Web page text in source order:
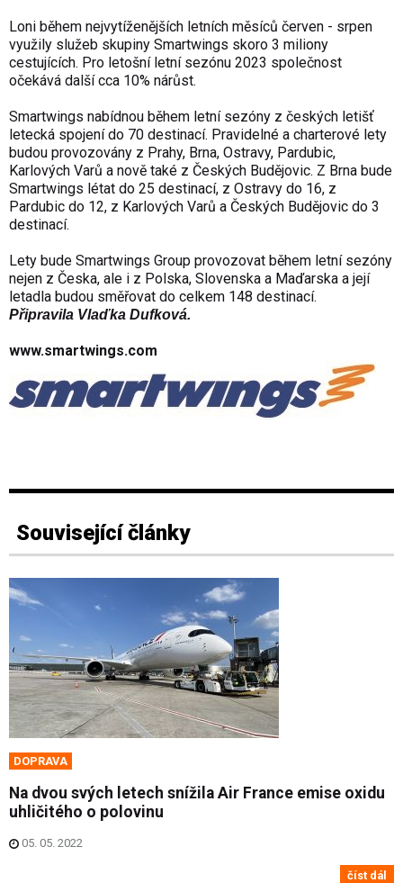
Loni během nejvytíženějších letních měsíců červen - srpen
využily služeb skupiny Smartwings skoro 3 miliony
cestujících. Pro letošní letní sezónu 2023 společnost
očekává další cca 10% nárůst.
Smartwings nabídnou během letní sezóny z českých letišť
letecká spojení do 70 destinací. Pravidelné a charterové lety
budou provozovány z Prahy, Brna, Ostravy, Pardubic,
Karlových Varů a nově také z Českých Budějovic. Z Brna bude
Smartwings létat do 25 destinací, z Ostravy do 16, z
Pardubic do 12, z Karlových Varů a Českých Budějovic do 3
destinací.
Lety bude Smartwings Group provozovat během letní sezóny
nejen z Česka, ale i z Polska, Slovenska a Maďarska a její
letadla budou směřovat do celkem 148 destinací.
Připravila Vlaďka Dufková.
www.smartwings.com
Související články
DOPRAVA
Na dvou svých letech snížila Air France emise oxidu
uhličitého o polovinu
05. 05. 2022
číst dál